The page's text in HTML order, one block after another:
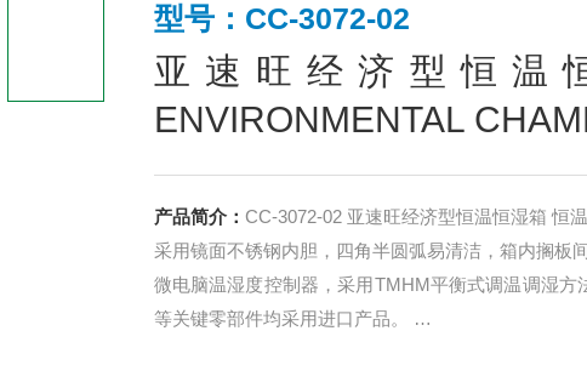
型号：CC-3072-02
亚速旺经济型恒温
ENVIRONMENTAL
产品简介：
采用镜面不锈钢内胆，四角半圆弧易清洁，箱内搁板
微电脑温湿度控制器，采用TMHM平衡式调温调湿
等关键零部件均采用进口产品。